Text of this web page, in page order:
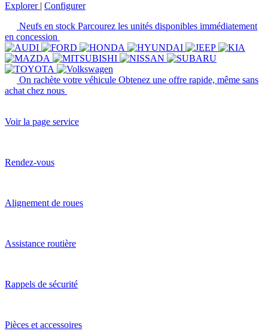
Explorer | Configurer
Neufs en stock Parcourez les unités disponibles immédiatement
en concession
On rachète votre véhicule Obtenez une offre rapide, même sans
achat chez nous
Voir la page service
Rendez-vous
Alignement de roues
Assistance routière
Rappels de sécurité
Pièces et accessoires